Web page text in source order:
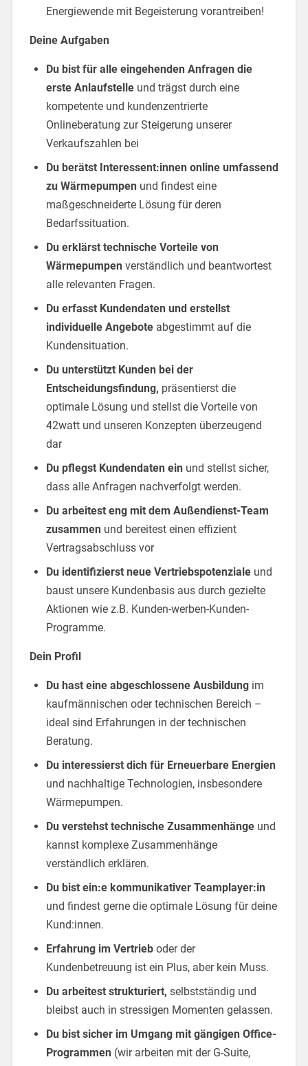
Energiewende mit Begeisterung vorantreiben!
Deine Aufgaben
Du bist für alle eingehenden Anfragen die
erste Anlaufstelleund trägst durch eine
kompetente und kundenzentrierte
Onlineberatung zur Steigerung unserer
Verkaufszahlen bei
Du berätst Interessent:innen online umfassend
zu Wärmepumpenund findest eine
maßgeschneiderte Lösung für deren
Bedarfssituation.
Du erklärst technische Vorteile von
Wärmepumpen verständlich und beantwortest
alle relevanten Fragen.
Du erfasst Kundendaten und erstellst
individuelle Angebote abgestimmt auf die
Kundensituation.
Du unterstützt Kunden bei der
Entscheidungsfindung, präsentierst die
optimale Lösung und stellst die Vorteile von
42watt und unseren Konzepten überzeugend
dar
Du pflegst Kundendaten einund stellst sicher,
dass alle Anfragen nachverfolgt werden.
Du arbeitest eng mit dem Außendienst-Team
zusammen und bereitest einen effizient
Vertragsabschluss vor
Du identifizierst neue Vertriebspotenzialeund
baust unsere Kundenbasis aus durch gezielte
Aktionen wie z.B. Kunden-werben-Kunden-
Programme.
Dein Profil
Du hast eine abgeschlossene Ausbildungim
kaufmännischen oder technischen Bereich –
ideal sind Erfahrungen in der technischen
Beratung.
Du interessierst dich für Erneuerbare Energien
und nachhaltige Technologien, insbesondere
Wärmepumpen.
Du verstehst technische Zusammenhängeund
kannst komplexe Zusammenhänge
verständlich erklären.
Du bist ein:e kommunikativer Teamplayer:in
und findest gerne die optimale Lösung für deine
Kund:innen.
Erfahrung im Vertrieb oder der
Kundenbetreuung ist ein Plus, aber kein Muss.
Du arbeitest strukturiert, selbstständig und
bleibst auch in stressigen Momenten gelassen.
Du bist sicher im Umgang mit gängigen Office-
Programmen (wir arbeiten mit der G-Suite,